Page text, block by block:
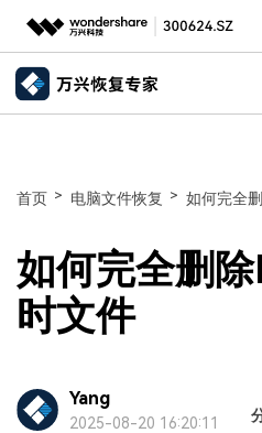
推荐产品
新闻中心
加入我们
数据恢复
使用教程
破损文件修复
文章资讯
电脑数据恢复
服务与支持
联系我们
首页 > 电脑文件恢复 > 如何完全
如何完全删
时文件
Yang
2025-08-20 16:20:11